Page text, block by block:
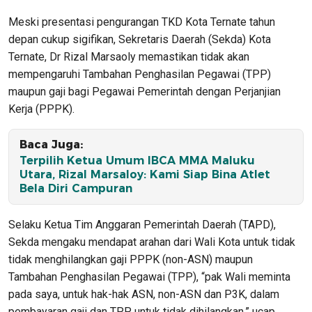
Meski presentasi pengurangan TKD Kota Ternate tahun
depan cukup sigifikan, Sekretaris Daerah (Sekda) Kota
Ternate, Dr Rizal Marsaoly memastikan tidak akan
mempengaruhi Tambahan Penghasilan Pegawai (TPP)
maupun gaji bagi Pegawai Pemerintah dengan Perjanjian
Kerja (PPPK).
Baca Juga:
Terpilih Ketua Umum IBCA MMA Maluku
Utara, Rizal Marsaloy: Kami Siap Bina Atlet
Bela Diri Campuran
Selaku Ketua Tim Anggaran Pemerintah Daerah (TAPD),
Sekda mengaku mendapat arahan dari Wali Kota untuk tidak
tidak menghilangkan gaji PPPK (non-ASN) maupun
Tambahan Penghasilan Pegawai (TPP), “pak Wali meminta
pada saya, untuk hak-hak ASN, non-ASN dan P3K, dalam